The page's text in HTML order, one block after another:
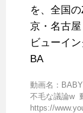
を、全国
京・名古
ビューイ
BA
動画名：
不毛な議論w
https://